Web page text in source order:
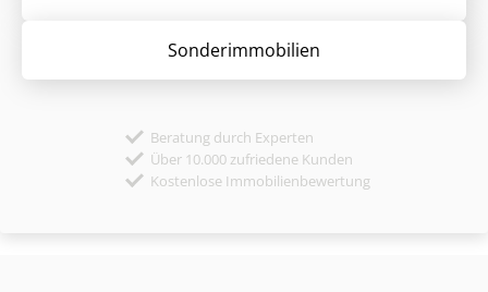
Sonder­immobilien
Beratung durch Experten
Über 10.000 zufriedene Kunden
Kostenlose Immobilienbewertung